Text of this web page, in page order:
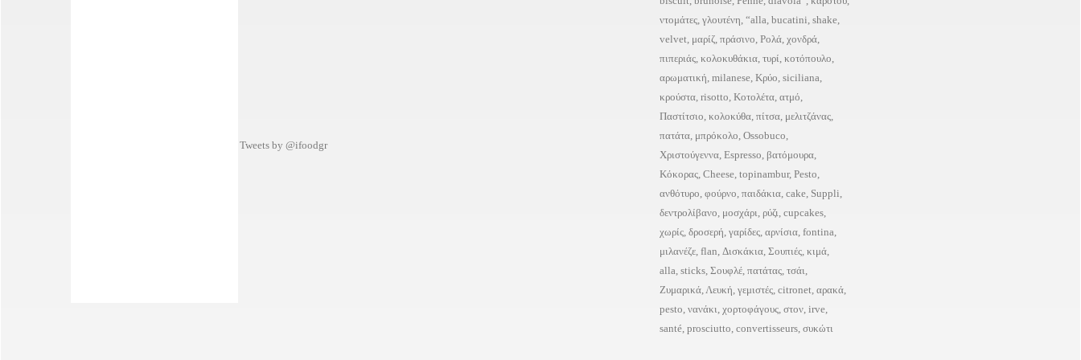
Tweets by @ifoodgr
ντομάτες, γλουτένη, “alla, bucatini, shake,
velvet, μαρίζ, πράσινο, Ρολά, χονδρά,
πιπεριάς, κολοκυθάκια, τυρί, κοτόπουλο,
αρωματική, milanese, Κρύο, siciliana,
κρούστα, risotto, Κοτολέτα, ατμό,
Παστίτσιο, κολοκύθα, πίτσα, μελιτζάνας,
πατάτα, μπρόκολο, Ossobuco,
Χριστούγεννα, Espresso, βατόμουρα,
Κόκορας, Cheese, topinambur, Pesto,
ανθότυρο, φούρνο, παιδάκια, cake, Suppli,
δεντρολίβανο, μοσχάρι, ρύζι, cupcakes,
χωρίς, δροσερή, γαρίδες, αρνίσια, fontina,
μιλανέζε, flan, Δισκάκια, Σουπιές, κιμά,
alla, sticks, Σουφλέ, πατάτας, τσάι,
Ζυμαρικά,Λευκή, γεμιστές, citronet, αρακά,
pesto, νανάκι, χορτοφάγους, στον, irve,
santé, prosciutto, convertisseurs, συκώτι